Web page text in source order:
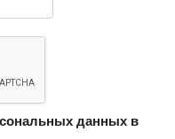
данных в